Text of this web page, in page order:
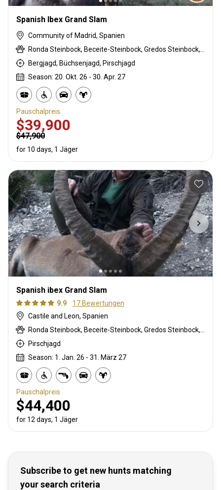
Spanish Ibex Grand Slam
Community of Madrid, Spanien
Ronda Steinbock, Beceite-Steinbock, Gredos Steinbock, Südöstlicher Steinbock
Bergjagd, Büchsenjagd, Pirschjagd
Season: 20. Okt. 26 - 30. Apr. 27
Pauschalpreis
$39,900
$47,900
for 10 days, 1 Jäger
Spanish ibex Grand Slam
9.9
17 Bewertungen
Castile and Leon, Spanien
Pirschjagd
Season: 1. Jan. 26 - 31. März 27
Pauschalpreis
$44,400
for 12 days, 1 Jäger
Subscribe to get new hunts matching
your search criteria